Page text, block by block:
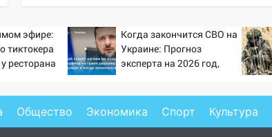
эфире:
тиктокера
ресторана
Когда закончится СВО на
Украине: Прогноз
эксперта на 2026 год,
Общество Экономика Спорт Культура